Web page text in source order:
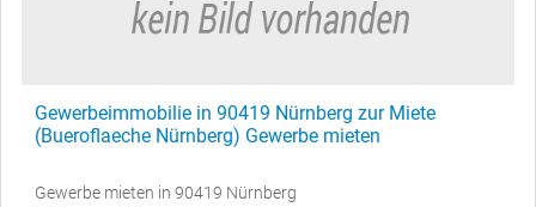
Gewerbeimmobilie in 90419 Nürnberg zur Miete
(Bueroflaeche Nürnberg) Gewerbe mieten
Gewerbe mieten in 90419 Nürnberg